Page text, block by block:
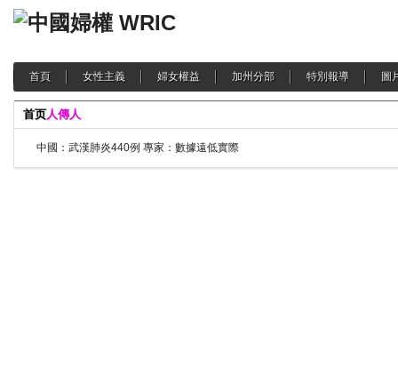
首頁 女性主義 婦女權益 加州分部 特別報導 圖
首页人傳人
中國：武漢肺炎440例 專家：數據遠低實際